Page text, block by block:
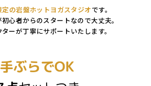
定の岩盤ホットヨガスタジオです。
心者からのスタートなので大丈夫。
ーが丁寧にサポートいたします。